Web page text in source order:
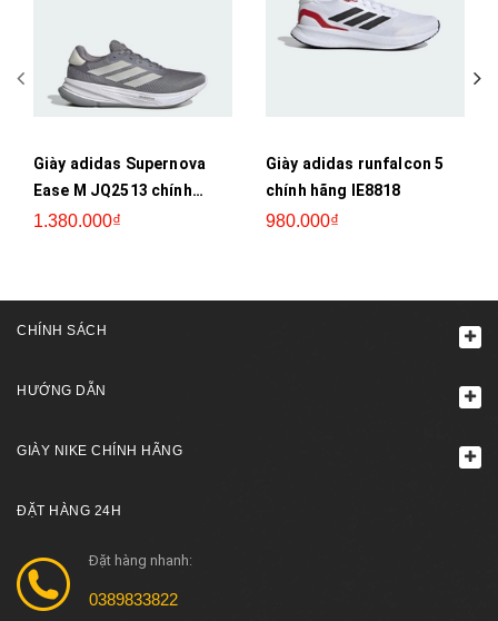
Giày adidas Supernova
Ease M JQ2513 chính
hãng
1.380.000₫
Giày adidas runfalcon 5
chính hãng IE8818
980.000₫
CHÍNH SÁCH
HƯỚNG DẪN
GIÀY NIKE CHÍNH HÃNG
ĐẶT HÀNG 24H
Đặt hàng nhanh:
0389833822